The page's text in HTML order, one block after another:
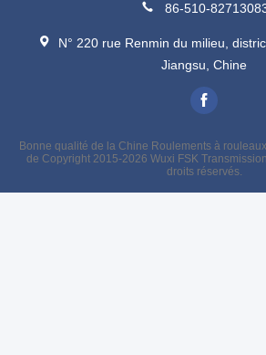
86-510-
N° 220 rue Renmin du milieu,
Jiangsu, Chine
Bonne qualité de la Chine Roulements à
de Copyright 2015-2026 Wuxi FSK
droits réservés.